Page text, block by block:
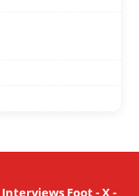
Interviews Foot-X-